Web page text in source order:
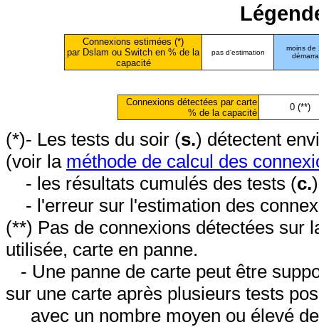
Connexions estimées (*)
par Dslam ou Switch en % de la
capacité
pas d'estimation
moins de
Connexions détectées par carte
% de la capacité
0 (**)
(*)- Les tests du soir (s.) détectent
(voir la méthode de calcul des
- les résultats cumulés des tests (c.
- l'erreur sur l'estimation des
(**) Pas de connexions détectées sur
utilisée, carte en panne.
- Une panne de carte peut être
sur une carte après plusieurs tests
avec un nombre moyen ou élevé